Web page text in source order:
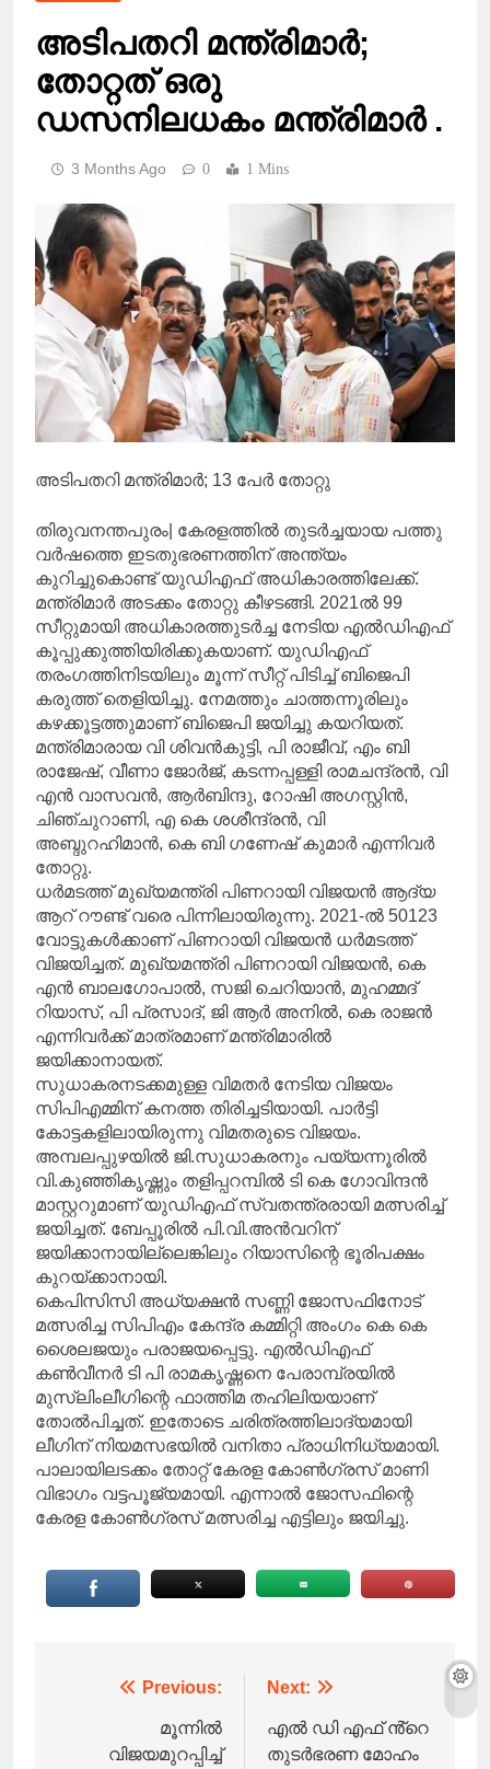
അടിപതറി മന്ത്രിമാര്‍;
തോറ്റത് ഒരു
ഡസനിലധകം മന്ത്രിമാർ .
3 Months Ago 0 1 Mins
അടിപതറി മന്ത്രിമാര്‍; 13 പേർ തോറ്റു
തിരുവനന്തപുരം| കേരളത്തില്‍ തുടര്‍ച്ചയായ പത്തു
വര്‍ഷത്തെ ഇടതുഭരണത്തിന് അന്ത്യം
കുറിച്ചുകൊണ്ട് യുഡിഎഫ് അധികാരത്തിലേക്ക്.
മന്ത്രിമാര്‍ അടക്കം തോറ്റു കീഴടങ്ങി. 2021ല്‍ 99
സീറ്റുമായി അധികാരത്തുടര്‍ച്ച നേടിയ എല്‍ഡിഎഫ്
കൂപ്പുക്കുത്തിയിരിക്കുകയാണ്. യുഡിഎഫ്
തരംഗത്തിനിടയിലും മൂന്ന് സീറ്റ് പിടിച്ച് ബിജെപി
കരുത്ത് തെളിയിച്ചു. നേമത്തും ചാത്തന്നൂരിലും
കഴക്കൂട്ടത്തുമാണ് ബിജെപി ജയിച്ചു കയറിയത്.
മന്ത്രിമാരായ വി ശിവന്‍കുട്ടി, പി രാജീവ്, എം ബി
രാജേഷ്, വീണാ ജോര്‍ജ്, കടന്നപ്പള്ളി രാമചന്ദ്രന്‍, വി
എന്‍ വാസവന്‍, ആര്‍ബിന്ദു, റോഷി അഗസ്റ്റിന്‍,
ചിഞ്ചുറാണി, എ കെ ശശീന്ദ്രന്‍, വി
അബ്ദുറഹിമാന്‍, കെ ബി ഗണേഷ് കുമാര്‍ എന്നിവര്‍
തോറ്റു.
ധര്‍മടത്ത് മുഖ്യമന്ത്രി പിണറായി വിജയന്‍ ആദ്യ
ആറ് റൗണ്ട് വരെ പിന്നിലായിരുന്നു. 2021-ല്‍ 50123
വോട്ടുകള്‍ക്കാണ് പിണറായി വിജയന്‍ ധര്‍മടത്ത്
വിജയിച്ചത്. മുഖ്യമന്ത്രി പിണറായി വിജയന്‍, കെ
എന്‍ ബാലഗോപാല്‍, സജി ചെറിയാന്‍, മുഹമ്മദ്
റിയാസ്, പി പ്രസാദ്, ജി ആര്‍ അനില്‍, കെ രാജന്‍
എന്നിവര്‍ക്ക് മാത്രമാണ് മന്ത്രിമാരില്‍
ജയിക്കാനായത്.
സുധാകരനടക്കമുള്ള വിമതര്‍ നേടിയ വിജയം
സിപിഎമ്മിന് കനത്ത തിരിച്ചടിയായി. പാര്‍ട്ടി
കോട്ടകളിലായിരുന്നു വിമതരുടെ വിജയം.
അമ്പലപ്പുഴയില്‍ ജി.സുധാകരനും പയ്യന്നൂരില്‍
വി.കുഞ്ഞികൃഷ്ണും തളിപ്പറമ്പില്‍ ടി കെ ഗോവിന്ദന്‍
മാസ്റ്ററുമാണ് യുഡിഎഫ് സ്വതന്ത്രരായി മത്സരിച്ച്
ജയിച്ചത്. ബേപ്പൂരില്‍ പി.വി.അന്‍വറിന്
ജയിക്കാനായില്ലെങ്കിലും റിയാസിന്റെ ഭൂരിപക്ഷം
കുറയ്ക്കാനായി.
കെപിസിസി അധ്യക്ഷന്‍ സണ്ണി ജോസഫിനോട്
മത്സരിച്ച സിപിഎം കേന്ദ്ര കമ്മിറ്റി അംഗം കെ കെ
ശൈലജയും പരാജയപ്പെട്ടു. എല്‍ഡിഎഫ്
കണ്‍വീനര്‍ ടി പി രാമകൃഷ്ണനെ പേരാമ്പ്രയില്‍
മുസ്ലിംലീഗിന്റെ ഫാത്തിമ തഹിലിയയാണ്
തോല്‍പിച്ചത്. ഇതോടെ ചരിത്രത്തിലാദ്യമായി
ലീഗിന് നിയമസഭയില്‍ വനിതാ പ്രാധിനിധ്യമായി.
പാലായിലടക്കം തോറ്റ് കേരള കോണ്‍ഗ്രസ് മാണി
വിഭാഗം വട്ടപൂജ്യമായി. എന്നാല്‍ ജോസഫിന്റെ
കേരള കോണ്‍ഗ്രസ് മത്സരിച്ച എട്ടിലും ജയിച്ചു.
navigation
Previous:
മൂന്നിൽ
വിജയമുറപ്പിച്ച്
Next:
എൽ ഡി എഫ് ൻ്റെ
തുടർഭരണ മോഹം